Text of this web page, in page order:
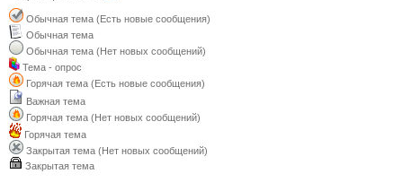
Обычная тема (Есть новые сообщения)
Обычная тема
Обычная тема (Нет новых сообщений)
Тема - опрос
Горячая тема (Есть новые сообщения)
Важная тема
Горячая тема (Нет новых сообщений)
Горячая тема
Закрытая тема (Нет новых сообщений)
Закрытая тема